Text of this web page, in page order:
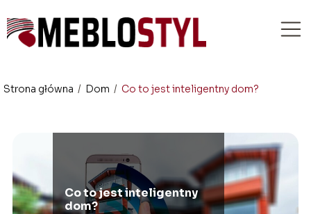
Strona główna / Dom / Co to jest inteligentny dom?
Co to jest inteligentny
dom?